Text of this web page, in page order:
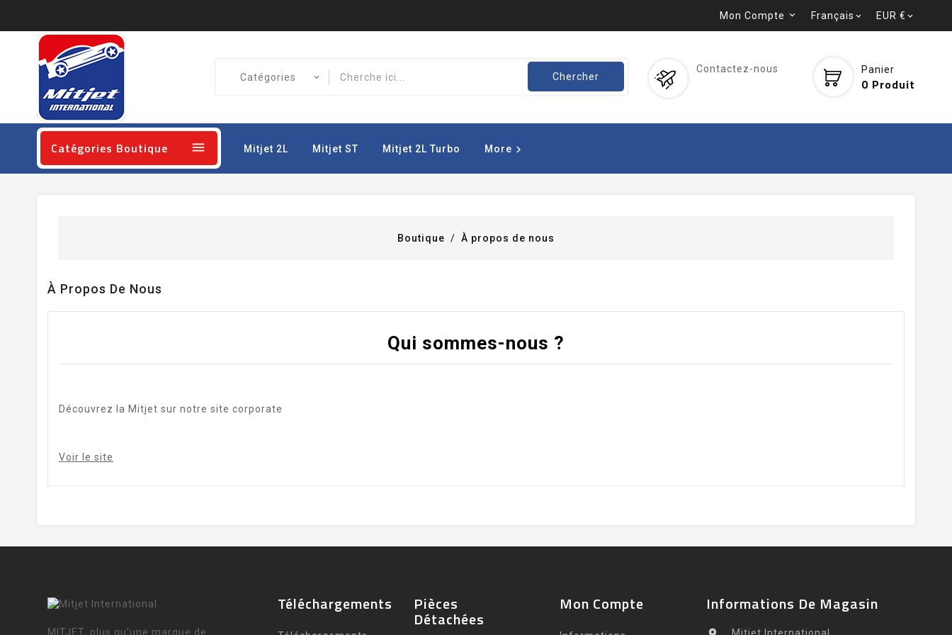
EUR € 
Français 
Mon Compte
Panier
0 Produit
Contactez-nous
Chercher
Catégories Boutique  Mitjet 2L Mitjet ST Mitjet 2L Turbo More 
Boutique À propos de nous
À Propos De Nous
Qui sommes-nous ?
Découvrez la Mitjet sur notre site corporate
Voir le site
MITJET, plus qu'une marque de
Téléchargements Pièces
Détachées
Mon Compte Informations De Magasin